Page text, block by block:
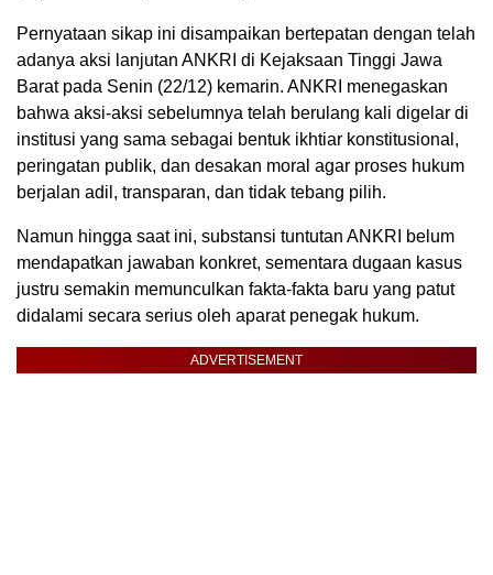
Pernyataan sikap ini disampaikan bertepatan dengan telah
adanya aksi lanjutan ANKRI di Kejaksaan Tinggi Jawa
Barat pada Senin (22/12) kemarin. ANKRI menegaskan
bahwa aksi-aksi sebelumnya telah berulang kali digelar di
institusi yang sama sebagai bentuk ikhtiar konstitusional,
peringatan publik, dan desakan moral agar proses hukum
berjalan adil, transparan, dan tidak tebang pilih.
Namun hingga saat ini, substansi tuntutan ANKRI belum
mendapatkan jawaban konkret, sementara dugaan kasus
justru semakin memunculkan fakta-fakta baru yang patut
didalami secara serius oleh aparat penegak hukum.
ADVERTISEMENT